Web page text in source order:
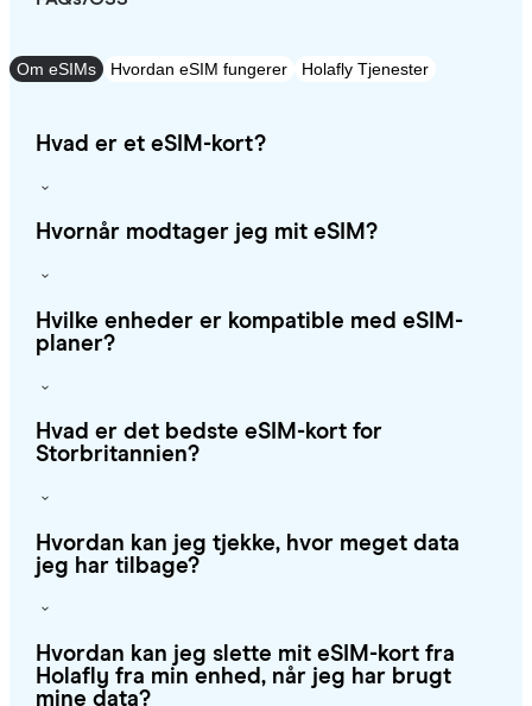
Om eSIMs Hvordan eSIM fungerer Holafly Tjenester
Hvad er et eSIM-kort?
Hvornår modtager jeg mit eSIM?
Hvilke enheder er kompatible med eSIM-
planer?
Hvad er det bedste eSIM-kort for
Storbritannien?
Hvordan kan jeg tjekke, hvor meget data
jeg har tilbage?
Hvordan kan jeg slette mit eSIM-kort fra
Holafly fra min enhed, når jeg har brugt
mine data?